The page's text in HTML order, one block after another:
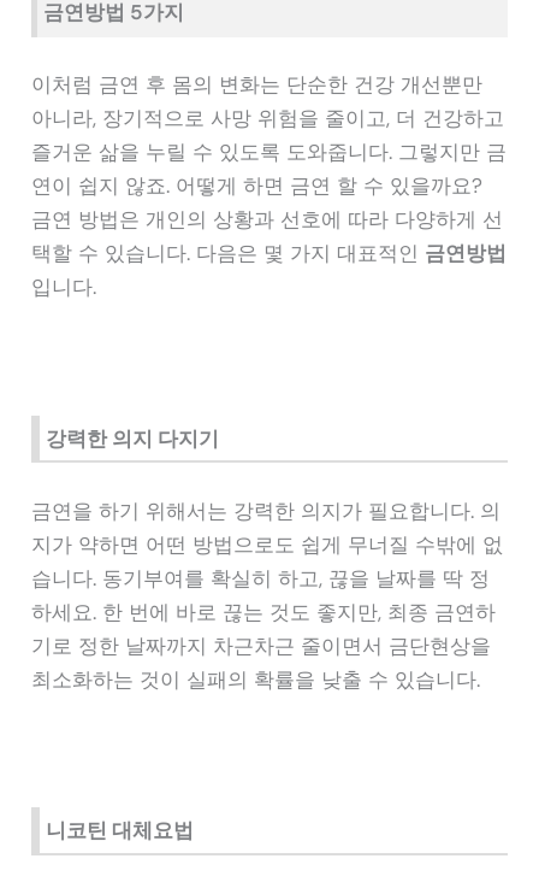
금연방법 5가지
이처럼 금연 후 몸의 변화는 단순한 건강 개선뿐만
아니라, 장기적으로 사망 위험을 줄이고, 더 건강하고
즐거운 삶을 누릴 수 있도록 도와줍니다. 그렇지만 금
연이 쉽지 않죠. 어떻게 하면 금연 할 수 있을까요?
금연 방법은 개인의 상황과 선호에 따라 다양하게 선
택할 수 있습니다. 다음은 몇 가지 대표적인 금연방법
입니다.
강력한 의지 다지기
금연을 하기 위해서는 강력한 의지가 필요합니다. 의
지가 약하면 어떤 방법으로도 쉽게 무너질 수밖에 없
습니다. 동기부여를 확실히 하고, 끊을 날짜를 딱 정
하세요. 한 번에 바로 끊는 것도 좋지만, 최종 금연하
기로 정한 날짜까지 차근차근 줄이면서 금단현상을
최소화하는 것이 실패의 확률을 낮출 수 있습니다.
니코틴 대체요법